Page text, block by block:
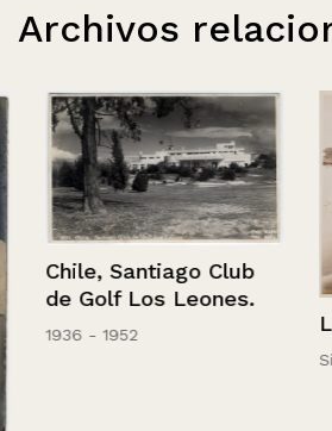
Archivos
Chile, Santiago Club
de Golf Los Leones.
1936 - 1952 La
Sin